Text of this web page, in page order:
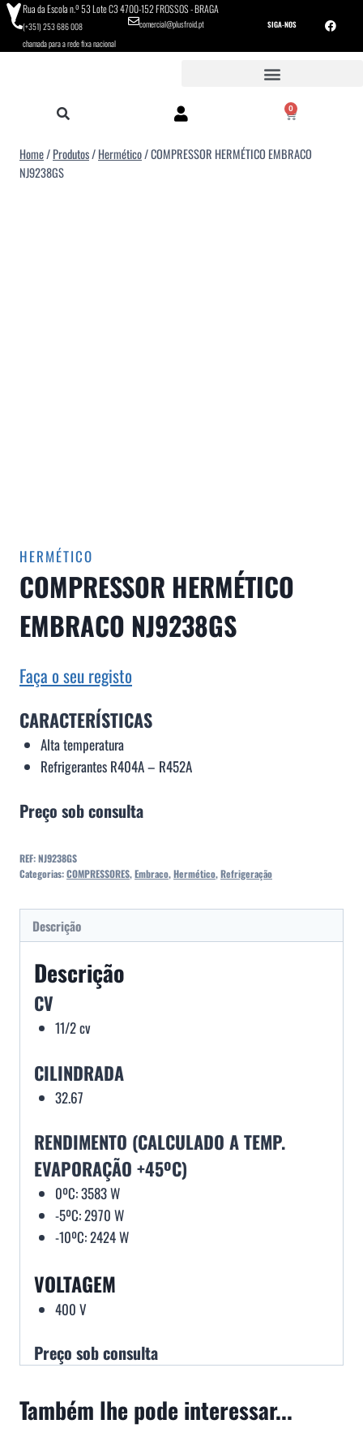
Rua da Escola n.º 53 Lote C3 4700-152 FROSSOS - BRAGA
(+351) 253 686 008
chamada para a rede fixa nacional
comercial@plusfroid.pt SIGA-NOS
0
Home/Produtos/Hermético/COMPRESSOR HERMÉTICO EMBRACO
NJ9238GS
HERMÉTICO
COMPRESSOR HERMÉTICO
EMBRACO NJ9238GS
Faça o seu registo
CARACTERÍSTICAS
Alta temperatura
Refrigerantes R404A – R452A
Preço sob consulta
REF:NJ9238GS
Categorias:COMPRESSORES,Embraco,Hermético,Refrigeração
Descrição
Descrição
CV
11/2 cv
CILINDRADA
32.67
RENDIMENTO (CALCULADO A TEMP.
EVAPORAÇÃO +45ºC)
0ºC: 3583 W
-5ºC: 2970 W
-10ºC: 2424 W
VOLTAGEM
400 V
Preço sob consulta
Também lhe pode interessar...